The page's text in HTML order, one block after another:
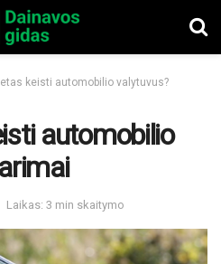
keisti automobilio valytuvus?
automobilio
Laikas: 3 min skaitymo